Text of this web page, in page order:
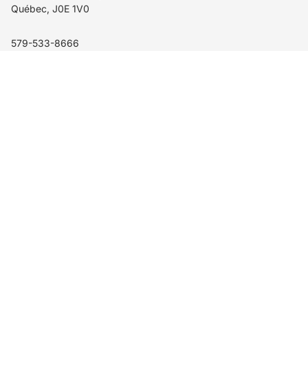
Québec, J0E 1V0
579-533-8666